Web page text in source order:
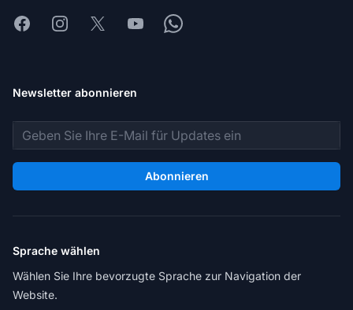
FacebookInstagram
X YoutubeWhatsapp
Newsletter abonnieren
E-Mail-Adresse
Abonnieren
Sprache wählen
Wählen Sie Ihre bevorzugte Sprache zur Navigation der
Website.